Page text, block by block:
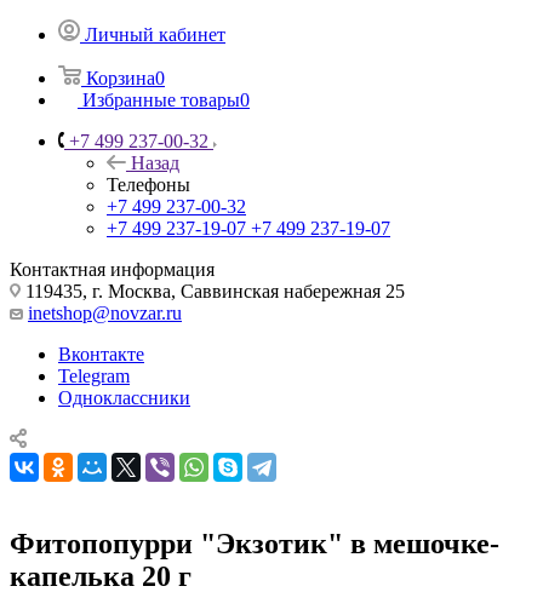
Личный кабинет
Корзина0
Избранные товары0
+7 499 237-00-32
Назад
Телефоны
+7 499 237-00-32
+7 499 237-19-07 +7 499 237-19-07
Контактная информация
119435, г. Москва, Саввинская набережная 25
inetshop@novzar.ru
Вконтакте
Telegram
Одноклассники
Фитопопурри "Экзотик" в мешочке-
капелька 20 г